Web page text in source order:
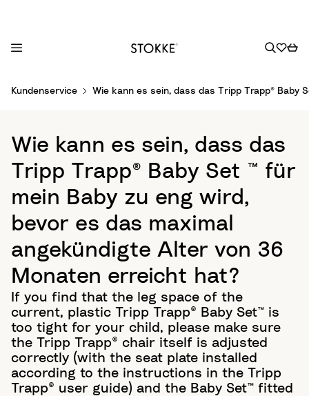
Kundenservice Wie kann es sein, dass das Tripp Trapp® Baby
Wie kann es sein, dass das
Tripp Trapp® Baby Set ™ für
mein Baby zu eng wird,
bevor es das maximal
angekündigte Alter von 36
Monaten erreicht hat?
If you find that the leg space of the
current, plastic Tripp Trapp® Baby Set™ is
too tight for your child, please make sure
the Tripp Trapp® chair itself is adjusted
correctly (with the seat plate installed
according to the instructions in the Tripp
Trapp® user guide) and the Baby Set™ fitted